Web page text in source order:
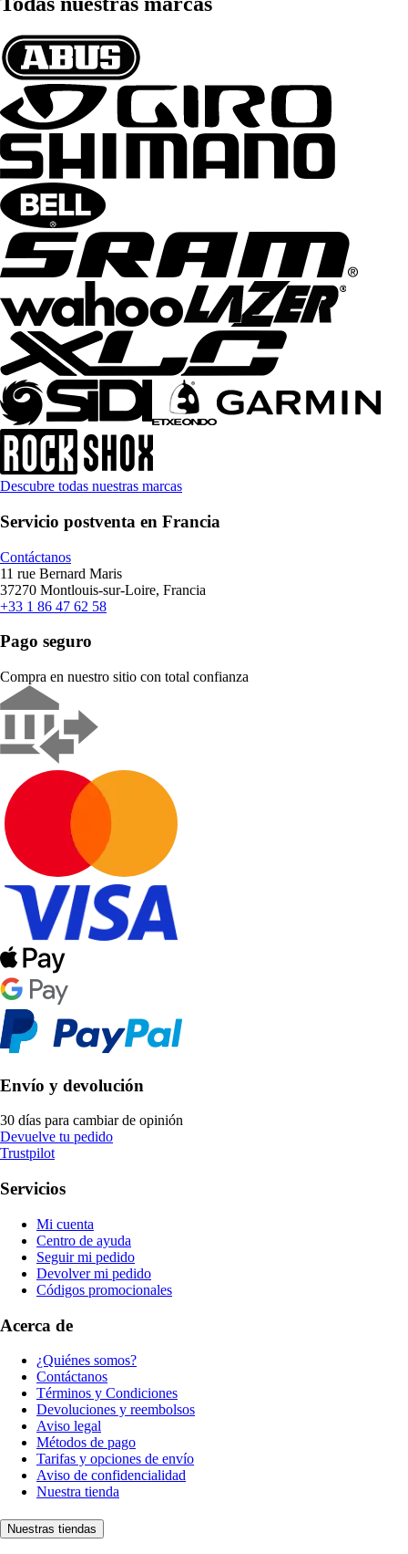
Descubre todas nuestras marcas
Servicio postventa en Francia
Contáctanos
11 rue Bernard Maris
37270 Montlouis-sur-Loire, Francia
+33 1 86 47 62 58
Pago seguro
Compra en nuestro sitio con total confianza
Envío y devolución
30 días para cambiar de opinión
Devuelve tu pedido
Trustpilot
Servicios
Mi cuenta
Centro de ayuda
Seguir mi pedido
Devolver mi pedido
Códigos promocionales
Acerca de
¿Quiénes somos?
Contáctanos
Términos y Condiciones
Devoluciones y reembolsos
Aviso legal
Métodos de pago
Tarifas y opciones de envío
Aviso de confidencialidad
Nuestra tienda
Nuestras tiendas